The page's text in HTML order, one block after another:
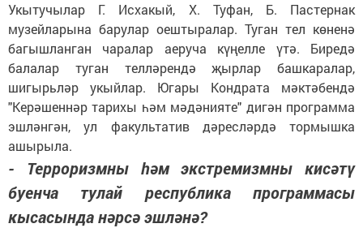
Укытучылар Г. Исхакый, Х. Туфан, Б. Пастернак
музейларына барулар оештыралар. Туган тел көненә
багышланган чаралар аеруча күңелле үтә. Биредә
балалар туган телләрендә җырлар башкаралар,
шигырьләр укыйлар. Югары Кондрата мәктәбендә
"Керәшеннәр тарихы һәм мәдәнияте" дигән программа
эшләнгән, ул факультатив дәресләрдә тормышка
ашырыла.
- Терроризмны һәм экстремизмны кисәтү
буенча тулай республика программасы
кысасында нәрсә эшләнә?